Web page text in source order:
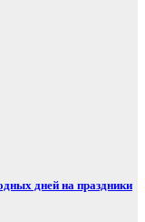
дней на праздники